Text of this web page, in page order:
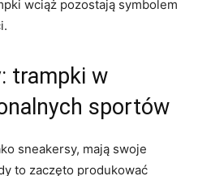
wciąż pozostają symbolem
trampki​ w​
sportów
sneakersy, ​mają swoje
to zaczęto produkować